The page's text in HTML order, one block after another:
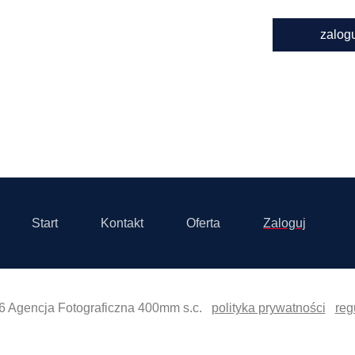
Start Kontakt Oferta Zaloguj
Agencja Fotograficzna 400mm s.c. polityka prywatności